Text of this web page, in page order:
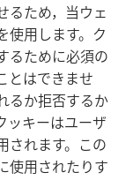
るため，当ウェ
使用します。ク
るために必須の
とはできませ
るか拒否するか
ッキーはユーザ
されます。この
使用されたりす
設定
of Pennsylvania
ー設定
JW.ORG